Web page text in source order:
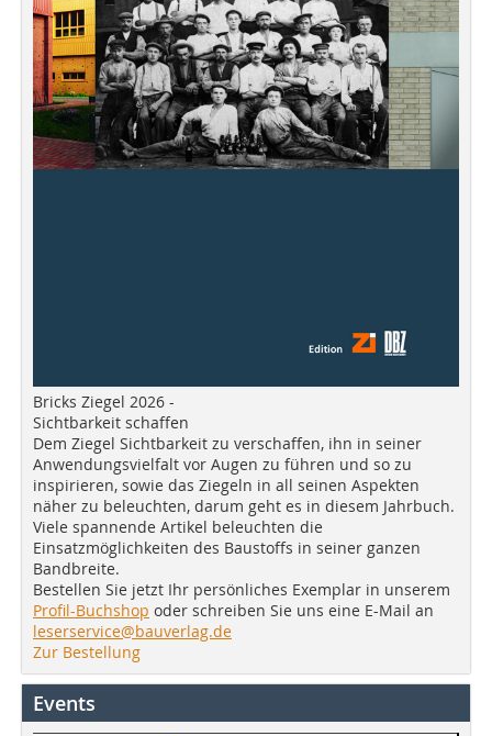
Bricks Ziegel 2026 -
Sichtbarkeit schaffen
Dem Ziegel Sichtbarkeit zu verschaffen, ihn in seiner
Anwendungsvielfalt vor Augen zu führen und so zu
inspirieren, sowie das Ziegeln in all seinen Aspekten
näher zu beleuchten, darum geht es in diesem Jahrbuch.
Viele spannende Artikel beleuchten die
Einsatzmöglichkeiten des Baustoffs in seiner ganzen
Bandbreite.
Bestellen Sie jetzt Ihr persönliches Exemplar in unserem
Profil-Buchshop oder schreiben Sie uns eine E-Mail an
leserservice@bauverlag.de
Zur Bestellung
Events